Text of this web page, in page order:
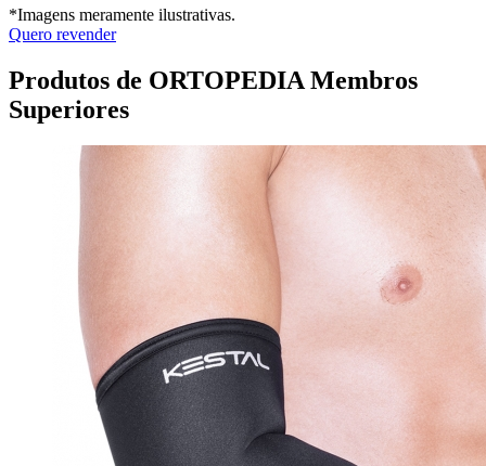
*Imagens meramente ilustrativas.
Quero revender
Produtos de ORTOPEDIA Membros
Superiores